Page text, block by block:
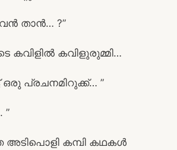
താൻ… ?”
കവിളുരുമ്മി…
ഒരു പ്രചനമിറുക്ക്… ”
കമ്പി കഥകൾ